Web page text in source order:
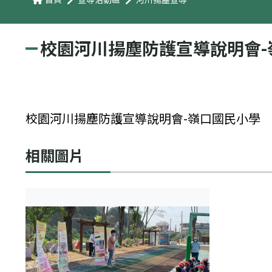
校園河川揚塵防護宣導說明會
校園河川揚塵防護宣導說明會-嶺口國民小學
相關圖片